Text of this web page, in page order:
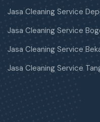
Jasa Cleaning Service
Jasa Cleaning Service
Jasa Cleaning Service
Jasa Cleaning Service